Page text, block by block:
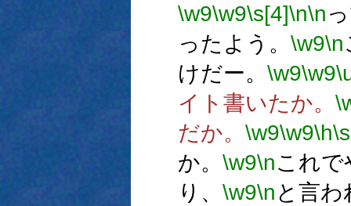
\w9\w9\s[4]\n\n
ったよう。 \w9\n
けだー。 \w9\w9
イト書いたか。
だか。 \w9\w9\h
か。 \w9\nこれで
り、 \w9\n と言